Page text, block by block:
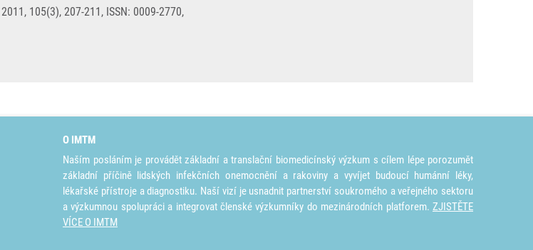
105(3), 207-211, ISSN: 0009-2770,
O IMTM
Naším posláním je provádět základní a translační biomedicínský výzkum s cílem lépe porozumět
základní příčině lidských infekčních onemocnění a rakoviny a vyvíjet budoucí humánní léky,
lékařské přístroje a diagnostiku. Naší vizí je usnadnit partnerství soukromého a veřejného sektoru
a výzkumnou spolupráci a integrovat členské výzkumníky do mezinárodních platforem. ZJISTĚTE
VÍCE O IMTM